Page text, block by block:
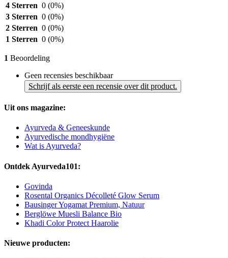
4 Sterren 0 (0%)
3 Sterren 0 (0%)
2 Sterren 0 (0%)
1 Sterren 0 (0%)
1 Beoordeling
Geen recensies beschikbaar
Schrijf als eerste een recensie over dit product.
Uit ons magazine:
Ayurveda & Geneeskunde
Ayurvedische mondhygiëne
Wat is Ayurveda?
Ontdek Ayurveda101:
Govinda
Rosental Organics Décolleté Glow Serum
Bausinger Yogamat Premium, Natuur
Berglöwe Muesli Balance Bio
Khadi Color Protect Haarolie
Nieuwe producten: